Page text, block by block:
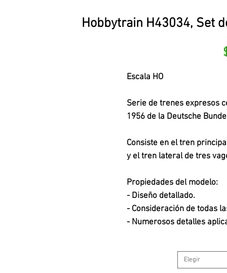
Hobbytrain H43034, Set
Escala HO
Serie de trenes expresos
1956 de la Deutsche
Consiste en el tren
y el tren lateral de tres
Propiedades del modelo:
- Diseño detallado.
- Consideración de todas
- Numerosos detalles
- Preparado para
Elegir